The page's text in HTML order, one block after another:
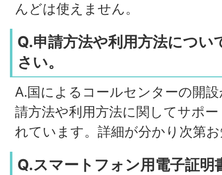
んどは使えません。
Q.申請方法や利用方法につい
さい。
A.国によるコールセンターの開
請方法や利用方法に関してサポ
れています。詳細が分かり次第
Q.スマートフォン用電子証明